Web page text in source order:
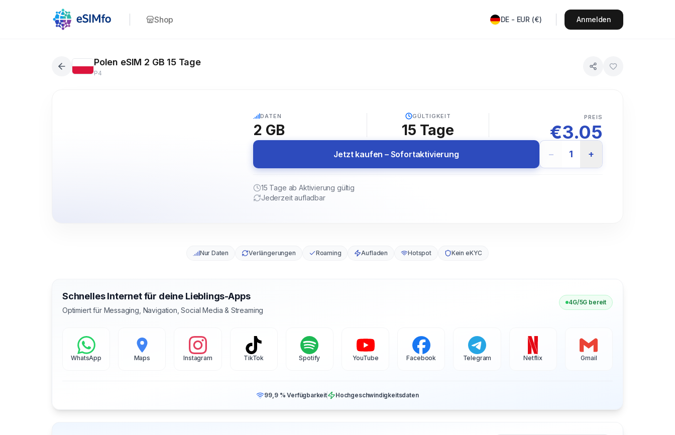
Shop DE - EUR (€) Anmelden
Polen eSIM 2 GB 15 Tage
P4
DATEN
2 GB
GÜLTIGKEIT
15 Tage
PREIS
€3.05
Jetzt kaufen – Sofortaktivierung − 1 +
15 Tage ab Aktivierung gültig
Jederzeit aufladbar
Nur Daten Verlängerungen Roaming Aufladen Hotspot Kein eKYC
Schnelles Internet für deine Lieblings-Apps
Optimiert für Messaging, Navigation, Social Media & Streaming
4G/5G bereit
WhatsApp Maps Instagram TikTok Spotify YouTube Facebook Telegram Netflix Gmail
99,9 % Verfügbarkeit Hochgeschwindigkeitsdaten